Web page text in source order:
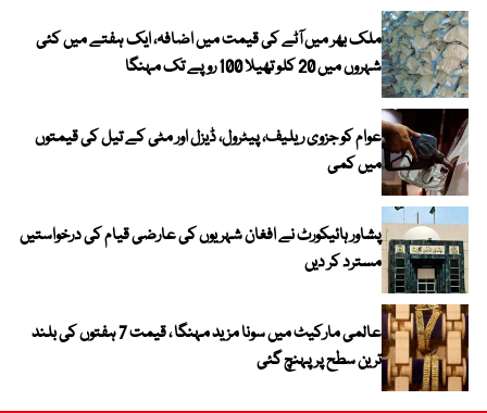
ملک بھر میں آٹے کی قیمت میں اضافہ، ایک ہفتے میں کئی
شہروں میں 20 کلو تھیلا 100 روپے تک مہنگا
عوام کو جزوی ریلیف، پیٹرول، ڈیزل اور مٹی کے تیل کی قیمتوں
میں کمی
پشاور ہائیکورٹ نے افغان شہریوں کی عارضی قیام کی درخواستیں
مسترد کر دیں
عالمی مارکیٹ میں سونا مزید مہنگا ، قیمت 7 ہفتوں کی بلند
ترین سطح پر پہنچ گئی